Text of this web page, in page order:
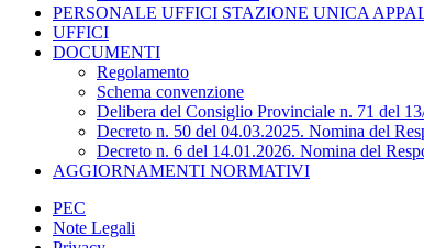
PERSONALE UFFICI STAZIONE UNICA
UFFICI
DOCUMENTI
Regolamento
Schema convenzione
Delibera del Consiglio Provinciale n. 71 del
Decreto n. 50 del 04.03.2025. Nomina del
Decreto n. 6 del 14.01.2026. Nomina del
AGGIORNAMENTI NORMATIVI
PEC
Note Legali